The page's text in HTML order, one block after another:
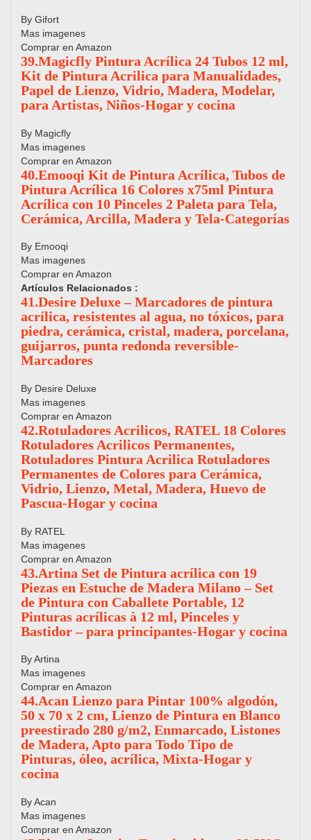
By Gifort
Mas imagenes
Comprar en Amazon
39.Magicfly Pintura Acrílica 24 Tubos 12 ml,
Kit de Pintura Acrilica para Manualidades,
Papel de Lienzo, Vidrio, Madera, Modelar,
para Artistas, Niños-Hogar y cocina
By Magicfly
Mas imagenes
Comprar en Amazon
40.Emooqi Kit de Pintura Acrílica, Tubos de
Pintura Acrílica 16 Colores x75ml Pintura
Acrílica con 10 Pinceles 2 Paleta para Tela,
Cerámica, Arcilla, Madera y Tela-Categorías
By Emooqi
Mas imagenes
Comprar en Amazon
Artículos Relacionados :
41.Desire Deluxe – Marcadores de pintura
acrílica, resistentes al agua, no tóxicos, para
piedra, cerámica, cristal, madera, porcelana,
guijarros, punta redonda reversible-
Marcadores
By Desire Deluxe
Mas imagenes
Comprar en Amazon
42.Rotuladores Acrilicos, RATEL 18 Colores
Rotuladores Acrilicos Permanentes,
Rotuladores Pintura Acrilica Rotuladores
Permanentes de Colores para Cerámica,
Vidrio, Lienzo, Metal, Madera, Huevo de
Pascua-Hogar y cocina
By RATEL
Mas imagenes
Comprar en Amazon
43.Artina Set de Pintura acrílica con 19
Piezas en Estuche de Madera Milano – Set
de Pintura con Caballete Portable, 12
Pinturas acrílicas à 12 ml, Pinceles y
Bastidor – para principantes-Hogar y cocina
By Artina
Mas imagenes
Comprar en Amazon
44.Acan Lienzo para Pintar 100% algodón,
50 x 70 x 2 cm, Lienzo de Pintura en Blanco
preestirado 280 g/m2, Enmarcado, Listones
de Madera, Apto para Todo Tipo de
Pinturas, óleo, acrílica, Mixta-Hogar y
cocina
By Acan
Mas imagenes
Comprar en Amazon